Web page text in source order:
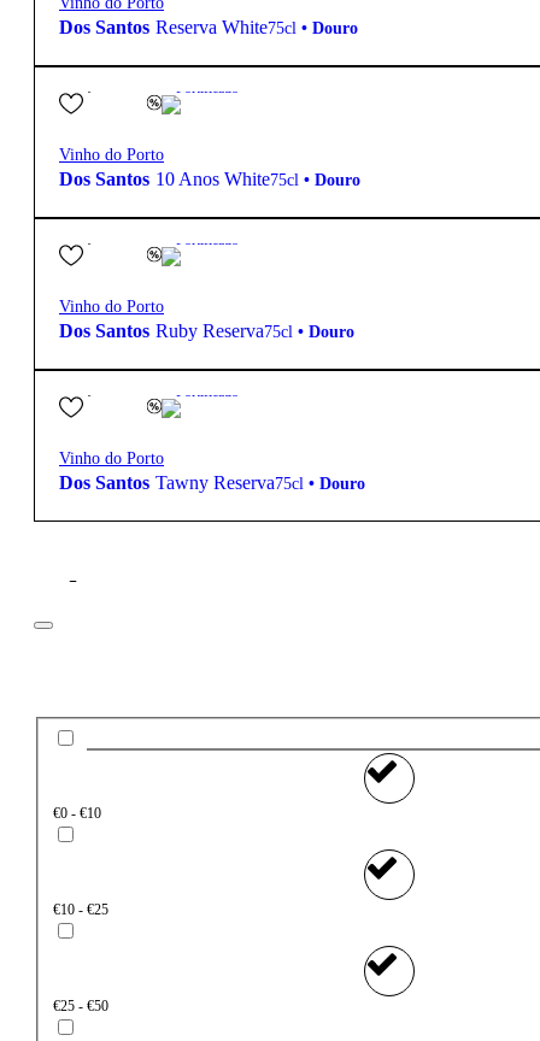
Dos Santos Reserva White75cl • Douro
29,80€ Fortificado
Vinho do Porto
Dos Santos 10 Anos White75cl • Douro
17,80€ Fortificado
Vinho do Porto
Dos Santos Ruby Reserva75cl • Douro
20,20€ Fortificado
Vinho do Porto
Dos Santos Tawny Reserva75cl • Douro
Filtros
€0 - €10
€10 - €25
€25 - €50